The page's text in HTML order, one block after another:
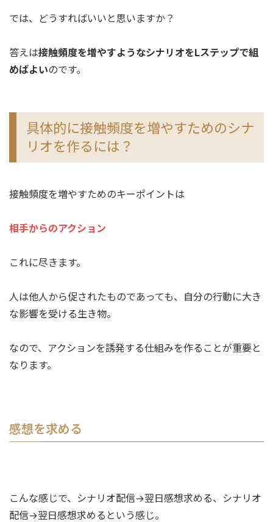
では、どうすればいいと思いますか？
答えは接触頻度を増やすようなシナリオをLステップで組
めばよいのです。
具体的に接触頻度を増やすためのシナ
リオを作るには？
接触頻度を増やすためのキーポイントは
相手からのアクション
これに尽きます。
人は他人から促されたものであっても、自分の行動に大き
な影響を受ける生き物。
なので、アクションを誘発する仕組みを作ることが重要と
なります。
感想を求める
こんな感じで、シナリオ配信→翌日感想求める、シナリオ
配信→翌日感想求めるという感じ。